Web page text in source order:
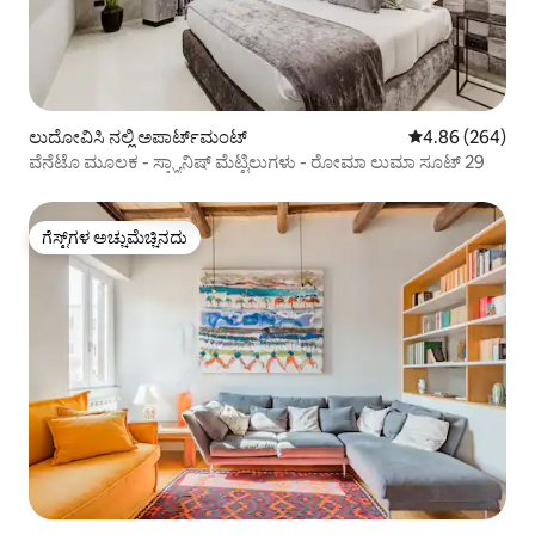
ಲುದೋವಿಸಿ ನಲ್ಲಿ ಅಪಾರ್ಟ್‌ಮಂಟ್ 5 ರಲ್ಲಿ 4.86
4.86 (264)
ವೆನೆಟೊ ಮೂಲಕ - ಸ್ಪ್ಯಾನಿಷ್ ಮೆಟ್ಟಿಲುಗಳು - ರೋಮಾ ಲುಮಾ ಸೂಟ್ 29
ಗೆಸ್ಟ್‌ಗಳ ಅಚ್ಚುಮೆಚ್ಚಿನದು
ಗೆಸ್ಟ್‌ಗಳ ಅಚ್ಚುಮೆಚ್ಚಿನದು